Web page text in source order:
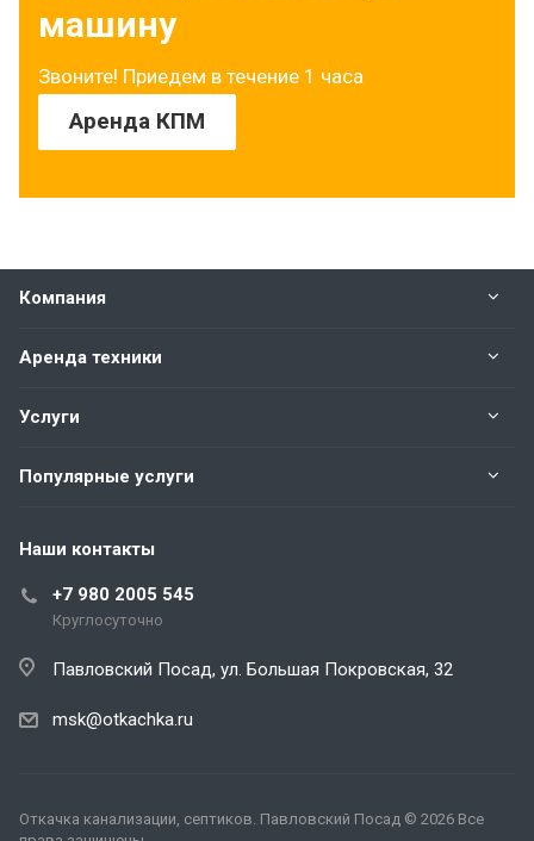
машину
Звоните! Приедем в течение 1 часа
Аренда КПМ
Компания
Аренда техники
Услуги
Популярные услуги
Наши контакты
+7 980 2005 545
Круглосуточно
Павловский Посад, ул. Большая Покровская, 32
msk@otkachka.ru
Откачка канализации, септиков. Павловский Посад © 2026 Все